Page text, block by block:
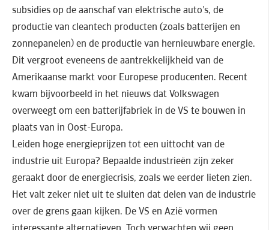
subsidies op de aanschaf van elektrische auto’s, de
productie van cleantech producten (zoals batterijen en
zonnepanelen) en de productie van hernieuwbare energie.
Dit vergroot eveneens de aantrekkelijkheid van de
Amerikaanse markt voor Europese producenten. Recent
kwam bijvoorbeeld in het nieuws dat Volkswagen
overweegt om een batterijfabriek in de VS te bouwen in
plaats van in Oost-Europa.
Leiden hoge energieprijzen tot een uittocht van de
industrie uit Europa? Bepaalde industrieën zijn zeker
geraakt door de energiecrisis, zoals we eerder lieten zien.
Het valt zeker niet uit te sluiten dat delen van de industrie
over de grens gaan kijken. De VS en Azië vormen